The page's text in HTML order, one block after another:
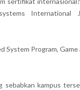
International
System Program, Game
sebabkan kampus